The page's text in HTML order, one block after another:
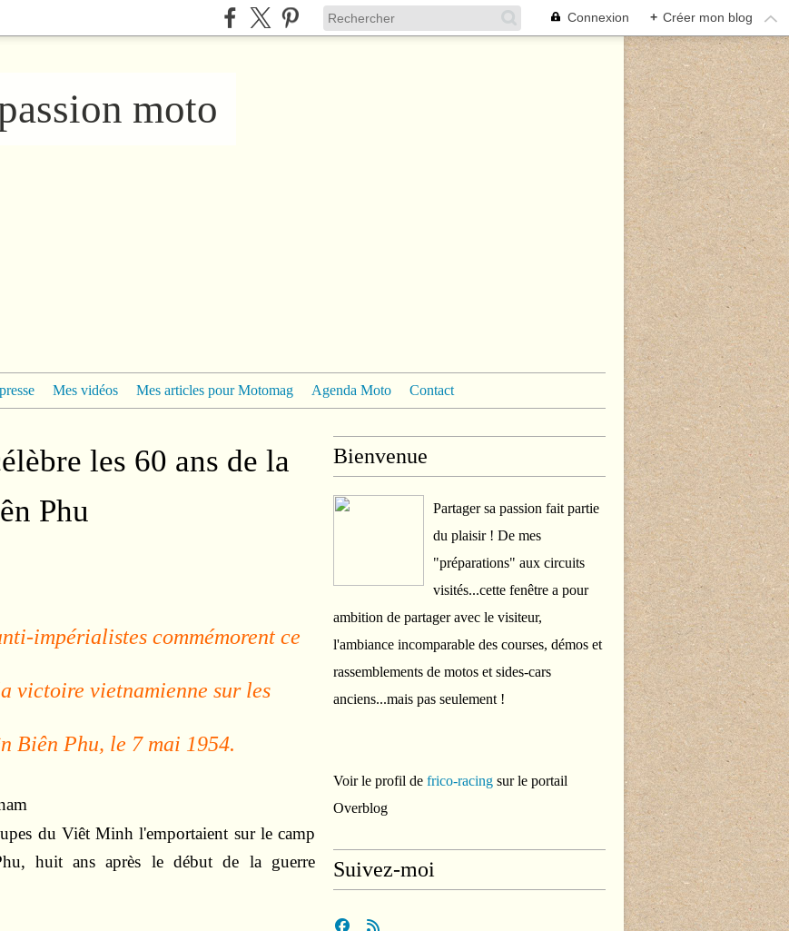
Connexion + Créer mon blog
moto
Mes vidéos Mes articles pour Motomag Agenda Moto Contact
les 60 ans de la
Phu
impérialistes commémorent ce
victoire vietnamienne sur les
Biên Phu, le 7 mai 1954.
du Viêt Minh l'emportaient sur le camp
huit ans après le début de la guerre
Bienvenue
Partager sa passion fait partie
du plaisir ! De mes
"préparations" aux circuits
visités...cette fenêtre a pour
ambition de partager avec le visiteur,
l'ambiance incomparable des courses, démos et
rassemblements de motos et sides-cars
anciens...mais pas seulement !
Voir le profil de frico-racing sur le portail
Overblog
Suivez-moi